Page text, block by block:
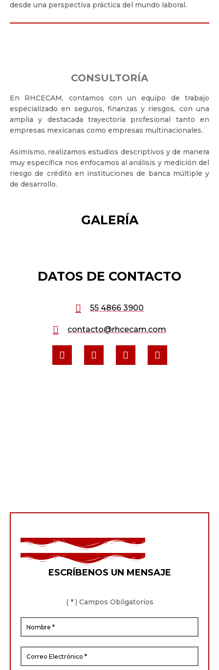
desde una perspectiva práctica del mundo laboral.
CONSULTORÍA
En RHCECAM, contamos con un equipo de trabajo
especializado en seguros, finanzas y riesgos, con una
amplia y destacada trayectoria profesional tanto en
empresas mexicanas como empresas multinacionales.
Asimismo, realizamos estudios descriptivos y de manera
muy específica nos enfocamos al análisis y medición del
riesgo de crédito en instituciones de banca múltiple y
de desarrollo.
GALERÍA
DATOS DE CONTACTO
55 4866 3900
contacto@rhcecam.com
ESCRÍBENOS UN MENSAJE
( * ) Campos Obligatorios